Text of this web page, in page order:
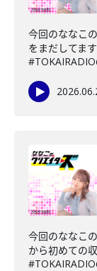
今回のななこ
をまだしてま
今回のななこ
から初めての